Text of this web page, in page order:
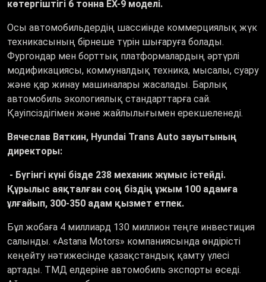
көтергіштігі 6 тонна EX-9 моделі.
Осы автомобильдердің шассиінде коммерциялық жүк
техникасының бірнеше түрін шығаруға болады.
Фургондар мен борттық платформалардың әртүрлі
модификациясы, коммуналдық техника, мысалы, суару
және қар жинау машиналары жасалады. Барлық
автомобиль экологиялық стандарттарға сай.
Қауіпсіздігімен және жайлылығымен ерекшеленеді.
Вячеслав Вяткин, Hyundai Trans Auto зауытының
директоры:
- Бүгінгі күні бізде 238 механик жұмыс істейді.
Құрылыс аяқталған соң біздің ұжым 100 адамға
ұлғайып, 300-350 адам қызмет етпек.
Бұл жобаға 4 миллиард 130 миллион теңге инвестиция
салынды. «Аstana Motors» компаниясында өндірісті
кеңейту нәтижесінде қазақстандық қамту үлесі
артады. ТМД елдеріне автомобиль экспорты өседі.